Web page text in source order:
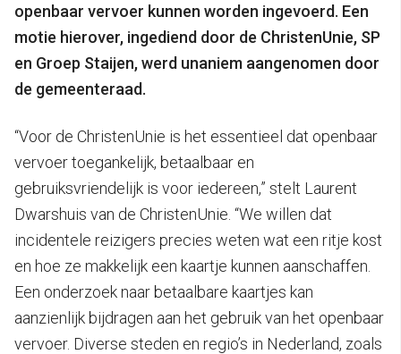
openbaar vervoer kunnen worden ingevoerd. Een
motie hierover, ingediend door de ChristenUnie, SP
en Groep Staijen, werd unaniem aangenomen door
de gemeenteraad.
“Voor de ChristenUnie is het essentieel dat openbaar
vervoer toegankelijk, betaalbaar en
gebruiksvriendelijk is voor iedereen,” stelt Laurent
Dwarshuis van de ChristenUnie. “We willen dat
incidentele reizigers precies weten wat een ritje kost
en hoe ze makkelijk een kaartje kunnen aanschaffen.
Een onderzoek naar betaalbare kaartjes kan
aanzienlijk bijdragen aan het gebruik van het openbaar
vervoer. Diverse steden en regio’s in Nederland, zoals